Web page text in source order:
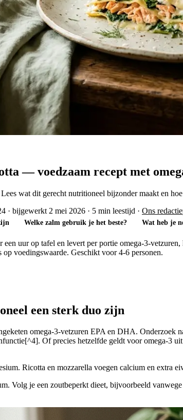
— voedzaam recept met
wat dit gerecht nutritioneel bijzonder maakt en
· bijgewerkt 2 mei 2026 · 5 min leestijd · Ons
Welke zalm gebruik je het beste? Wat heb je
een uur op tafel en levert per portie omega-3-
voedingswaarde. Geschikt voor 4-6 personen.
een sterk duo zijn
omega-3-vetzuren EPA en DHA.
Of precies hetzelfde geldt voor omega-3
Ricotta en mozzarella voegen calcium en extra
Volg je een zoutbeperkt dieet, bijvoorbeeld